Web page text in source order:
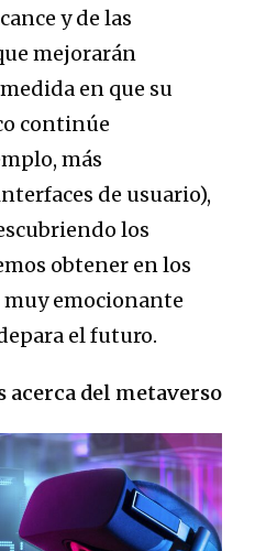
y de las
mejorarán
en que su
continúe
más
de usuario),
los
obtener en los
emocionante
el futuro.
del metaverso